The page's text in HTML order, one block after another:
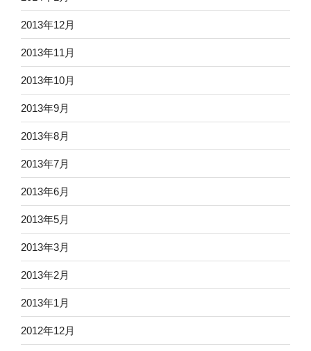
2013年12月
2013年11月
2013年10月
2013年9月
2013年8月
2013年7月
2013年6月
2013年5月
2013年3月
2013年2月
2013年1月
2012年12月